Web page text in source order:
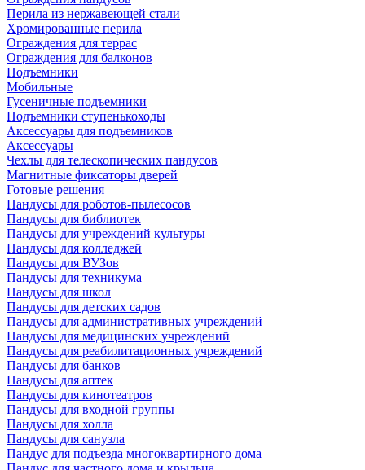
Перила из нержавеющей стали
Хромированные перила
Ограждения для террас
Ограждения для балконов
Подъемники
Мобильные
Гусеничные подъемники
Подъемники ступенькоходы
Аксессуары для подъемников
Аксессуары
Чехлы для телескопических пандусов
Магнитные фиксаторы дверей
Готовые решения
Пандусы для роботов-пылесосов
Пандусы для библиотек
Пандусы для учреждений культуры
Пандусы для колледжей
Пандусы для ВУЗов
Пандусы для техникума
Пандусы для школ
Пандусы для детских садов
Пандусы для административных учреждений
Пандусы для медицинских учреждений
Пандусы для реабилитационных учреждений
Пандусы для банков
Пандусы для аптек
Пандусы для кинотеатров
Пандусы для входной группы
Пандусы для холла
Пандусы для санузла
Пандус для подъезда многоквартирного дома